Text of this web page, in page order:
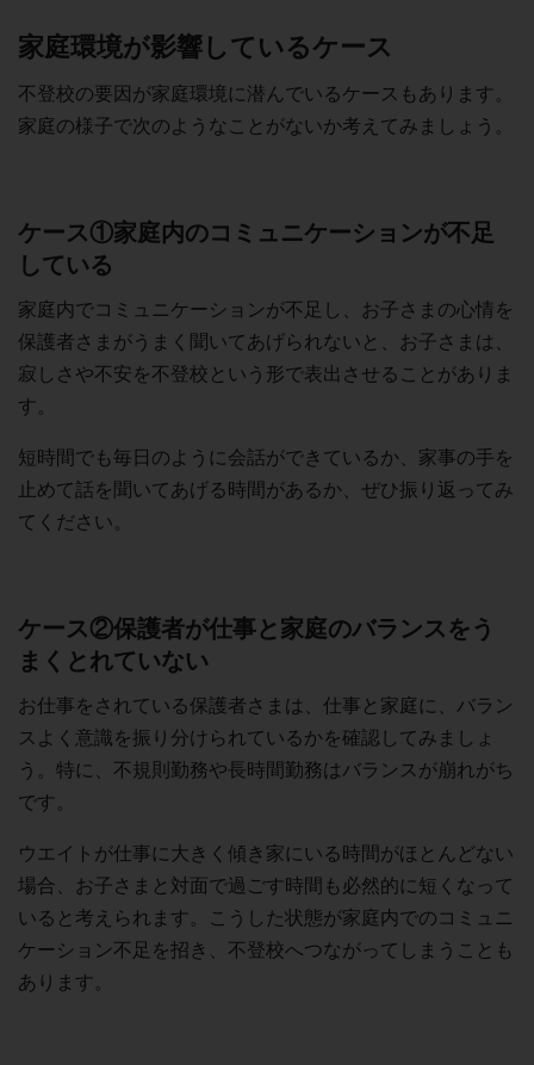
家庭環境が影響しているケース
不登校の要因が家庭環境に潜んでいるケースもあります。
家庭の様子で次のようなことがないか考えてみましょう。
ケース①家庭内のコミュニケーションが不足
している
家庭内でコミュニケーションが不足し、お子さまの心情を
保護者さまがうまく聞いてあげられないと、お子さまは、
寂しさや不安を不登校という形で表出させることがありま
す。
短時間でも毎日のように会話ができているか、家事の手を
止めて話を聞いてあげる時間があるか、ぜひ振り返ってみ
てください。
ケース②保護者が仕事と家庭のバランスをう
まくとれていない
お仕事をされている保護者さまは、仕事と家庭に、バラン
スよく意識を振り分けられているかを確認してみましょ
う。特に、不規則勤務や長時間勤務はバランスが崩れがち
です。
ウエイトが仕事に大きく傾き家にいる時間がほとんどない
場合、お子さまと対面で過ごす時間も必然的に短くなって
いると考えられます。こうした状態が家庭内でのコミュニ
ケーション不足を招き、不登校へつながってしまうことも
あります。